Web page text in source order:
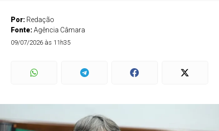
Por: Redação
Fonte:Agência Câmara
09/07/2026 às 11h35